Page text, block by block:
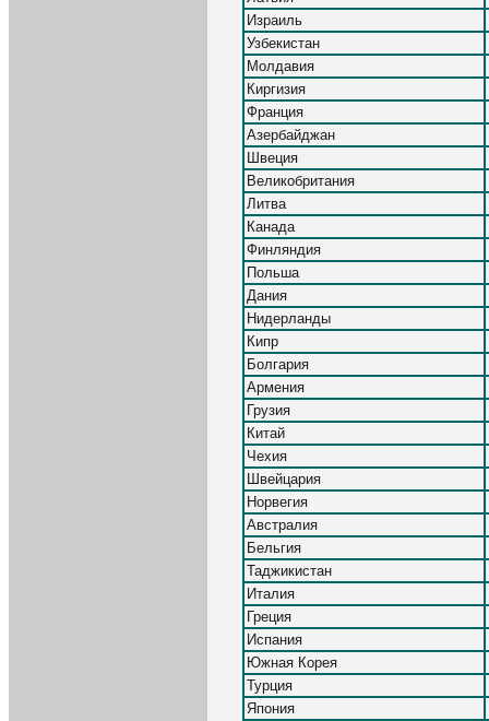
Израиль
Узбекистан
Молдавия
Киргизия
Франция
Азербайджан
Швеция
Великобритания
Литва
Канада
Финляндия
Польша
Дания
Нидерланды
Кипр
Болгария
Армения
Грузия
Китай
Чехия
Швейцария
Норвегия
Австралия
Бельгия
Таджикистан
Италия
Греция
Испания
Южная Корея
Турция
Япония